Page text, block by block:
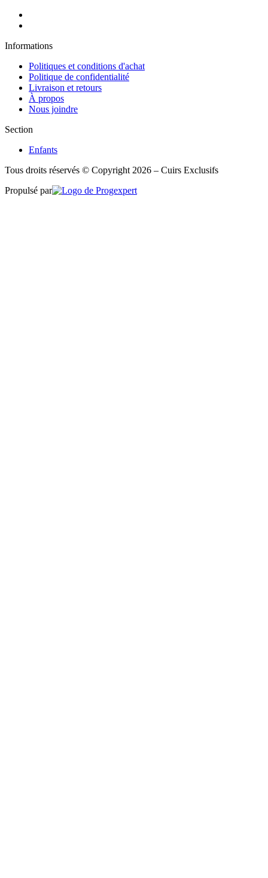
Informations
Politiques et conditions d'achat
Politique de confidentialité
Livraison et retours
À propos
Nous joindre
Section
Enfants
Tous droits réservés © Copyright 2026 – Cuirs Exclusifs
Propulsé par